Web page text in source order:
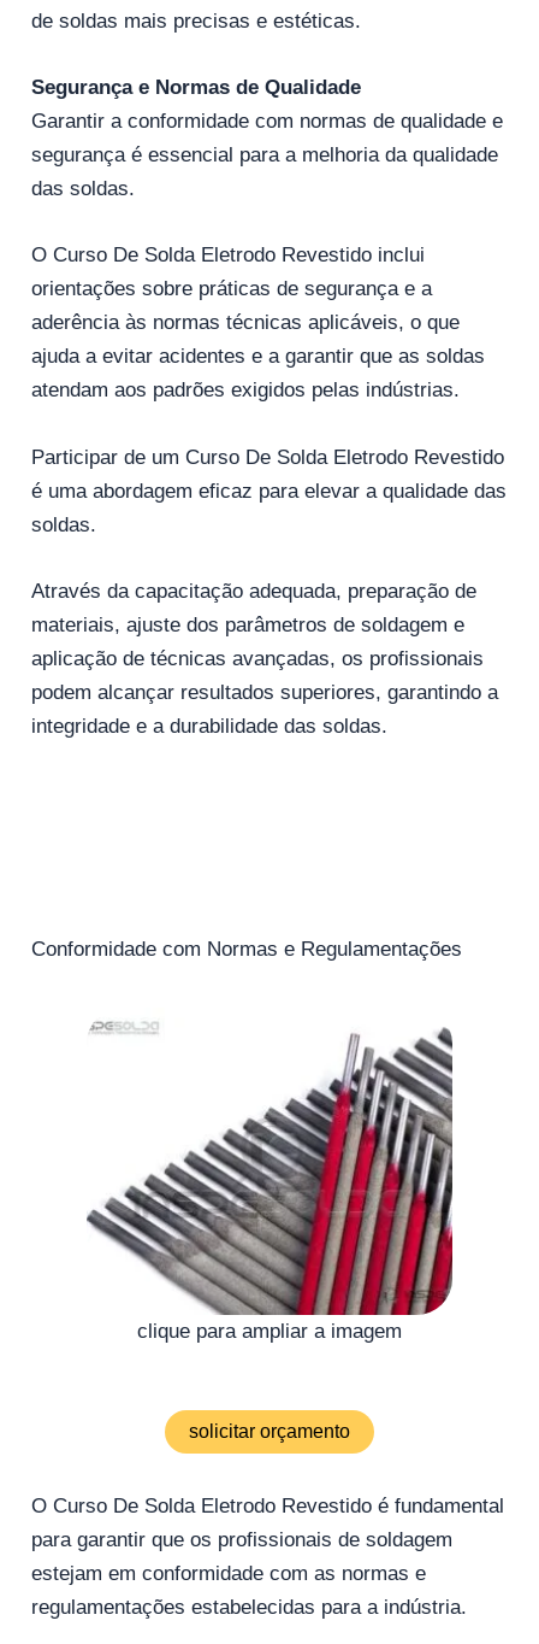
de soldas mais precisas e estéticas.
Segurança e Normas de Qualidade
Garantir a conformidade com normas de qualidade e
segurança é essencial para a melhoria da qualidade
das soldas.
O Curso De Solda Eletrodo Revestido inclui
orientações sobre práticas de segurança e a
aderência às normas técnicas aplicáveis, o que
ajuda a evitar acidentes e a garantir que as soldas
atendam aos padrões exigidos pelas indústrias.
Participar de um Curso De Solda Eletrodo Revestido
é uma abordagem eficaz para elevar a qualidade das
soldas.
Através da capacitação adequada, preparação de
materiais, ajuste dos parâmetros de soldagem e
aplicação de técnicas avançadas, os profissionais
podem alcançar resultados superiores, garantindo a
integridade e a durabilidade das soldas.
Conformidade com Normas e Regulamentações
clique para ampliar a imagem
solicitar orçamento
O Curso De Solda Eletrodo Revestido é fundamental
para garantir que os profissionais de soldagem
estejam em conformidade com as normas e
regulamentações estabelecidas para a indústria.